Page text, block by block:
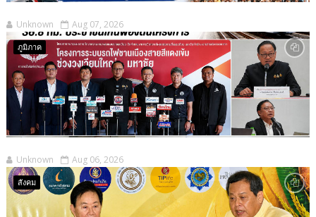
Unknown Aug 07, 2026
ภูมิภาค
Unknown Aug 06, 2026
สังคม